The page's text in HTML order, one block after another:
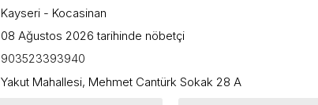
Kayseri - Kocasinan
08 Ağustos 2026 tarihinde nöbetçi
903523393940
Yakut Mahallesi, Mehmet Cantürk Sokak 28 A